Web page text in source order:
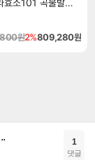
원2%809,280원
1
댓글